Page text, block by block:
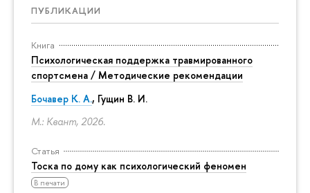
ПУБЛИКАЦИИ
Книга
Психологическая поддержка травмированного
спортсмена / Методические рекомендации
Бочавер К. А., Гущин В. И.
М.: Квант, 2026.
Статья
Тоска по дому как психологический феномен
В печати